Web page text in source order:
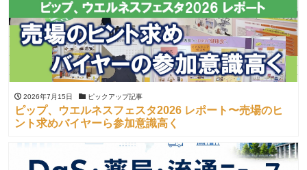
2026年7月15日 ピックアップ記事
ピップ、ウエルネスフェスタ2026 レポート〜売場のヒ
ント求めバイヤーら参加意識高く